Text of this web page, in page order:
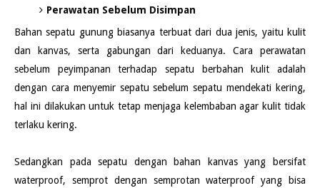
Perawatan Sebelum Disimpan
Bahan sepatu gunung biasanya terbuat dari dua jenis, yaitu kulit
dan kanvas, serta gabungan dari keduanya. Cara perawatan
sebelum peyimpanan terhadap sepatu berbahan kulit adalah
dengan cara menyemir sepatu sebelum sepatu mendekati kering,
hal ini dilakukan untuk tetap menjaga kelembaban agar kulit tidak
terlaku kering.
Sedangkan pada sepatu dengan bahan kanvas yang bersifat
waterproof, semprot dengan semprotan waterproof yang bisa